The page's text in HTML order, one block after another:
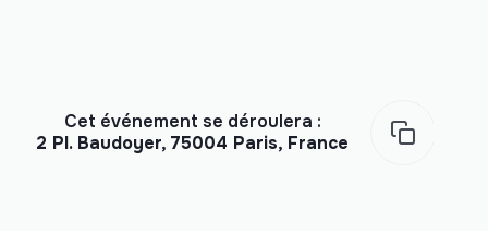
Cet événement se déroulera :
2 Pl. Baudoyer, 75004 Paris, France